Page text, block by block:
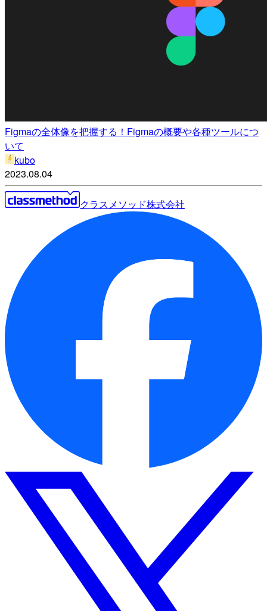
Figmaの全体像を把握する！Figmaの概要や各種ツールにつ
いて
kubo
2023.08.04
クラスメソッド株式会社